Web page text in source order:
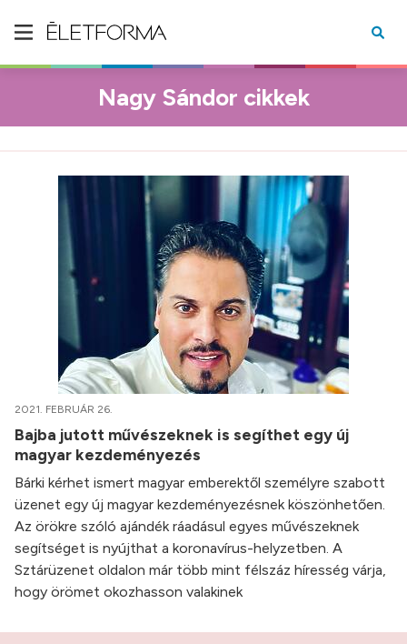
Nagy Sándor cikkek
2021. FEBRUÁR 26.
Bajba jutott művészeknek is segíthet egy új
magyar kezdeményezés
Bárki kérhet ismert magyar emberektől személyre szabott
üzenet egy új magyar kezdeményezésnek köszönhetően.
Az örökre szóló ajándék ráadásul egyes művészeknek
segítséget is nyújthat a koronavírus-helyzetben. A
Sztárüzenet oldalon már több mint félszáz híresség várja,
hogy örömet okozhasson valakinek